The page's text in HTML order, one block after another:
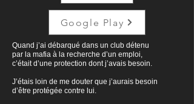
Google Play
Quand j’ai débarqué dans un club détenu
par la mafia à la recherche d’un emploi,
c’était d’une protection dont j’avais besoin.
J’étais loin de me douter que j’aurais besoin
d’être protégée contre lui.